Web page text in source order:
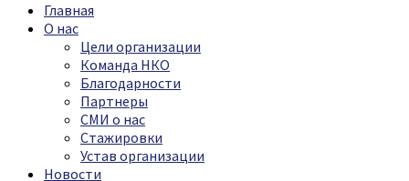
Главная
О нас
Цели организации
Команда НКО
Благодарности
Партнеры
СМИ о нас
Стажировки
Устав организации
Новости